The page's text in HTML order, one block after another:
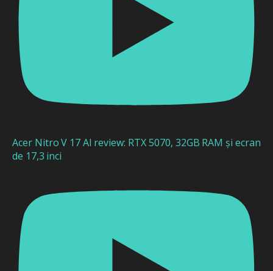
Acer Nitro V 17 AI review: RTX 5070, 32GB RAM și ecran
de 17,3 inci